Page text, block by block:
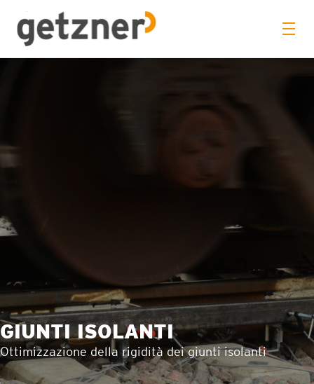
GIUNTI ISOLANTI
Ottimizzazione della rigidità dei giunti isolanti